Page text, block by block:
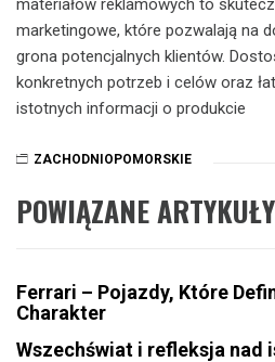
materiałów reklamowych to
marketingowe, które pozwalają na
grona potencjalnych klientów.
konkretnych potrzeb i celów oraz
istotnych informacji o produkcie
ZACHODNIOPOMORSKIE
POWIĄZANE ARTYKUŁY
Ferrari – Pojazdy, Które
Charakter
Wszechświat i refleksja nad